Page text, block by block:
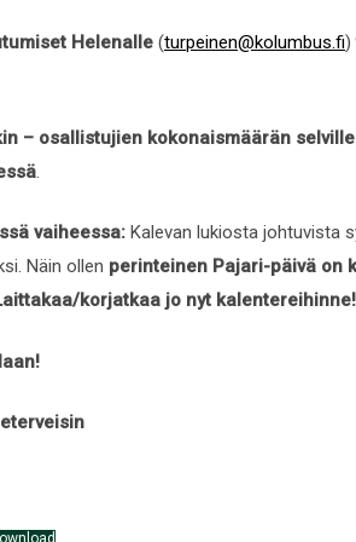
Helenalle (turpeinen@kolumbus.fi)
– osallistujien kokonaismäärän
vaiheessa: Kalevan lukiosta johtuvista
Näin ollen perinteinen Pajari-päivä on
korjatkaa jo nyt kalentereihinne!